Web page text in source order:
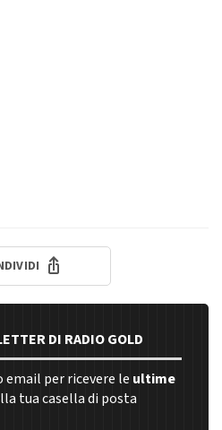
DI RADIO GOLD
per ricevere le ultime
tua casella di posta